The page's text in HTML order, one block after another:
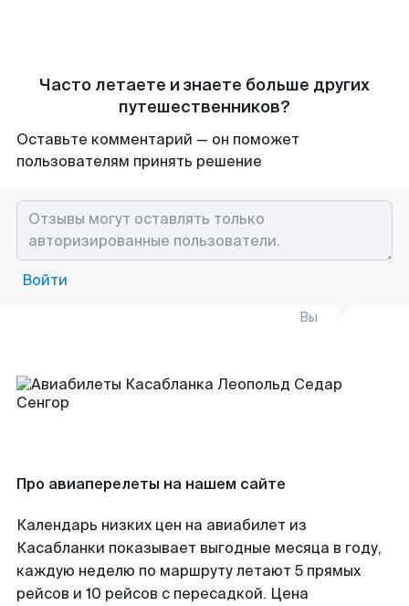
Часто летаете и знаете больше других
путешественников?
Оставьте комментарий — он поможет
пользователям принять решение
Войти
Вы
Про авиаперелеты на нашем сайте
Календарь низких цен на авиабилет из
Касабланки показывает выгодные месяца в году,
каждую неделю по маршруту летают 5 прямых
рейсов и 10 рейсов с пересадкой. Цена